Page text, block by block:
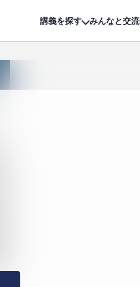
講義を探す みんなと交流